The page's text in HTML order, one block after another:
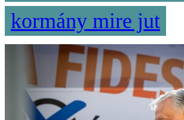
kormány mire jut